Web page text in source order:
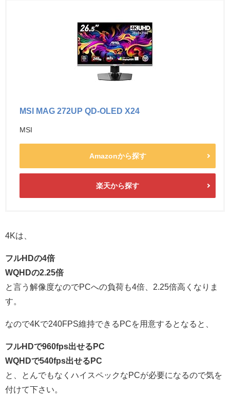
MSI MAG 272UP QD-OLED X24
MSI
Amazonから探す
楽天から探す
4Kは、
フルHDの4倍
WQHDの2.25倍
と言う解像度なのでPCへの負荷も4倍、2.25倍高くなりま
す。
なので4Kで240FPS維持できるPCを用意するとなると、
フルHDで960fps出せるPC
WQHDで540fps出せるPC
と、とんでもなくハイスペックなPCが必要になるので気を
付けて下さい。